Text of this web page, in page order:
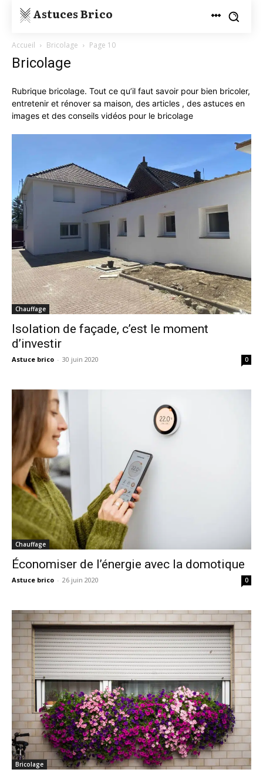
Astuces Brico
Accueil Bricolage Page 10
Bricolage
Rubrique bricolage. Tout ce qu’il faut savoir pour bien bricoler,
entretenir et rénover sa maison, des articles , des astuces en
images et des conseils vidéos pour le bricolage
Chauffage
Isolation de façade, c’est le moment
d’investir
Astuce brico - 30 juin 2020 0
Chauffage
Économiser de l’énergie avec la domotique
Astuce brico - 26 juin 2020 0
Bricolage